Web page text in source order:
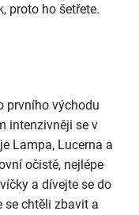
proto ho šetřete.
prvního východu
intenzivněji se v
Lampa, Lucerna a
očistě, nejlépe
a dívejte se do
se chtěli zbavit a